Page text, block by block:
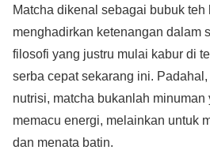
o
k
p
er
Matcha dikenal sebagai bubuk teh
menghadirkan ketenangan dalam
filosofi yang justru mulai kabur di
serba cepat sekarang ini.
nutrisi, matcha bukanlah
memacu energi, melainkan untuk
dan menata batin.